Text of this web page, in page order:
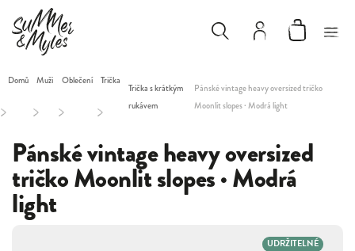
Domů
/
Muži
/
Oblečení
/
Trička
/
Trička s krátkým
rukávem
Pánské vintage heavy oversized tričko
Moonlit slopes · Modrá light
Pánské vintage heavy oversized
tričko Moonlit slopes · Modrá
light
UDRŽITELNÉ